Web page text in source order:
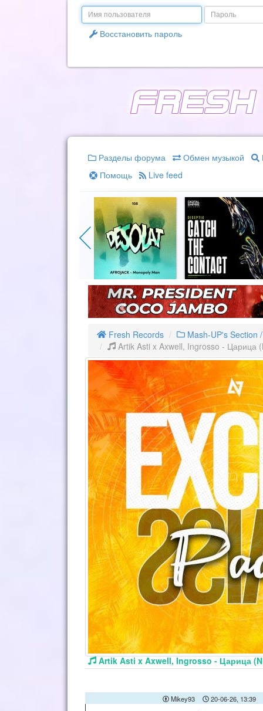
Email
Пароль
Восстановить пароль
Разделы форума Обмен музыкой
Помощь
Live feed
Fresh Records
Mash-UP's Section
Artik Asti x Axwell, Ingrosso - Царица
Artik Asti x Axwell, Ingrosso - Царица
Mikey93 20-06-26, 13:39